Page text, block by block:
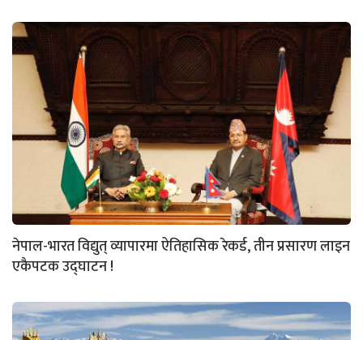
नेपाल-भारत विद्युत् व्यापारमा ऐतिहासिक रेकर्ड, तीन प्रसारण लाइन
एकैपटक उद्घाटन !